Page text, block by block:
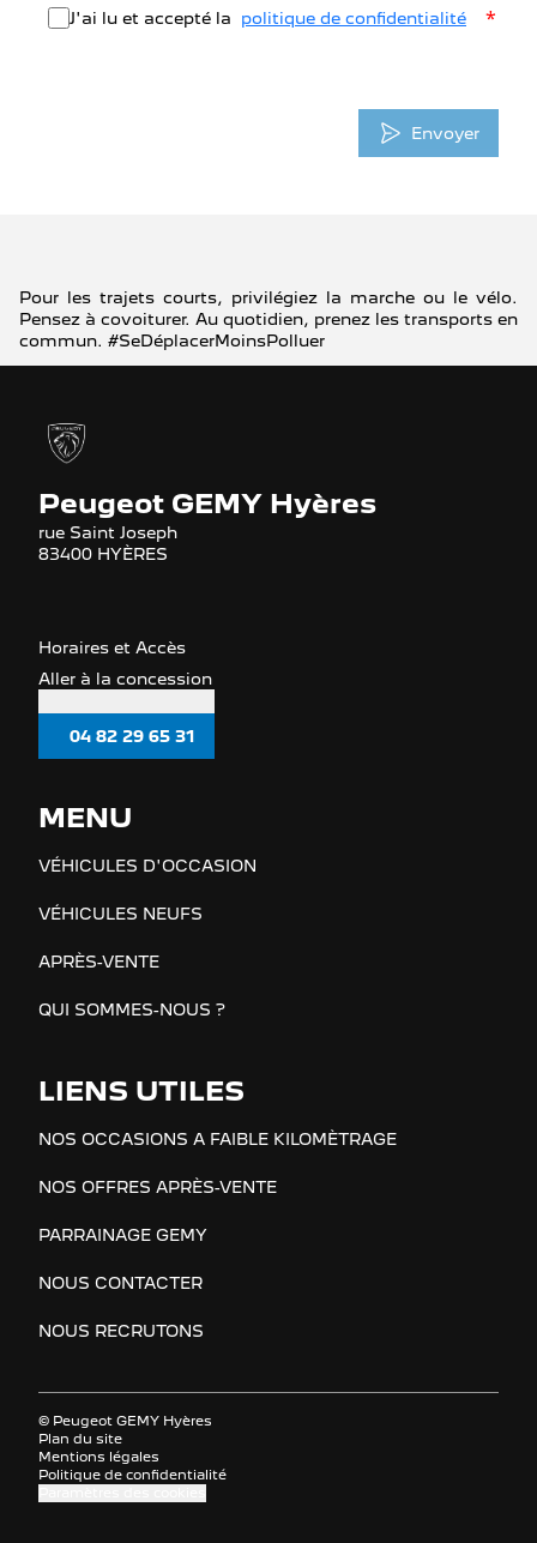
J'ai lu et accepté la politique de confidentialité *
Envoyer
Pour les trajets courts, privilégiez la marche ou le vélo.
Pensez à covoiturer. Au quotidien, prenez les transports en
commun. #SeDéplacerMoinsPolluer
Peugeot GEMY Hyères
rue Saint Joseph
83400 HYÈRES
Horaires et Accès
Aller à la concession
04 82 29 65 31
MENU
VÉHICULES D'OCCASION
VÉHICULES NEUFS
APRÈS-VENTE
QUI SOMMES-NOUS ?
LIENS UTILES
NOS OCCASIONS A FAIBLE KILOMÈTRAGE
NOS OFFRES APRÈS-VENTE
PARRAINAGE GEMY
NOUS CONTACTER
NOUS RECRUTONS
© Peugeot GEMY Hyères
Plan du site
Mentions légales
Politique de confidentialité